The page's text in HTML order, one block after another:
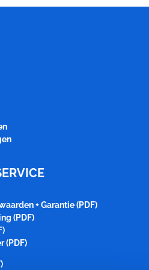
+ Garantie (PDF)
(PDF)
(PDF)